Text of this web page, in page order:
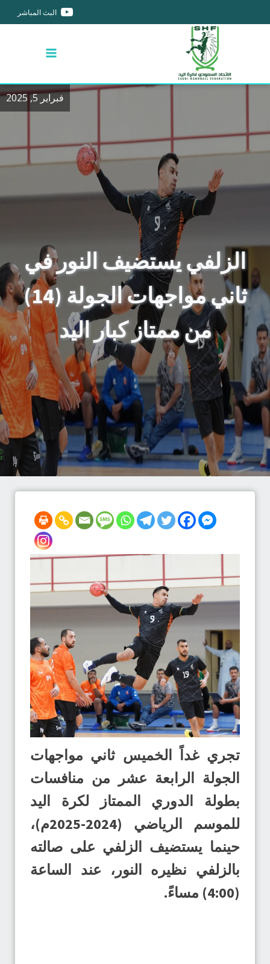
البث المباشر
فبراير 5, 2025
الزلفي يستضيف النور في
ثاني مواجهات الجولة (14)
من ممتاز كبار اليد
تجري غداً الخميس ثاني مواجهات
الجولة الرابعة عشر من منافسات
بطولة الدوري الممتاز لكرة اليد
للموسم الرياضي (2024-2025م)،
حينما يستضيف الزلفي على صالته
بالزلفي نظيره النور، عند الساعة
(4:00) مساءً.